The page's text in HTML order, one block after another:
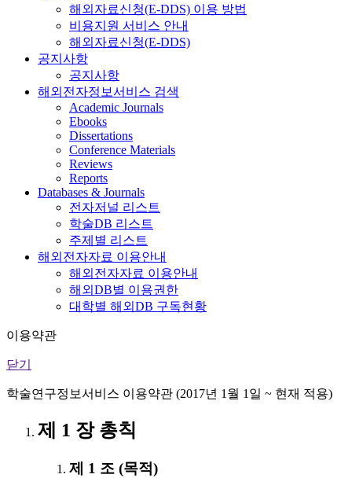
해외자료신청(E-DDS) 이용 방법
비용지원 서비스 안내
해외자료신청(E-DDS)
공지사항
공지사항
해외전자정보서비스 검색
Academic Journals
Ebooks
Dissertations
Conference Materials
Reviews
Reports
Databases & Journals
전자저널 리스트
학술DB 리스트
주제별 리스트
해외전자자료 이용안내
해외전자자료 이용안내
해외DB별 이용권한
대학별 해외DB 구독현황
이용약관
닫기
학술연구정보서비스 이용약관 (2017년 1월 1일 ~ 현재 적용)
제 1 장 총칙
제 1 조 (목적)